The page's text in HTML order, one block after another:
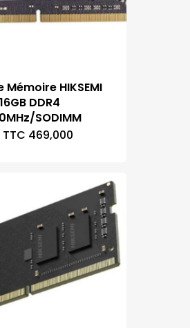
HIKSEMI
16GB DDR4
SODIMM
TTC 469,000